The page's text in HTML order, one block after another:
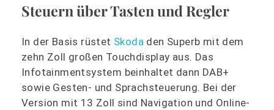
Steuern über Tasten und Regler
In der Basis rüstet Skoda den Superb mit dem
zehn Zoll großen Touchdisplay aus. Das
Infotainmentsystem beinhaltet dann DAB+
sowie Gesten- und Sprachsteuerung. Bei der
Version mit 13 Zoll sind Navigation und Online-